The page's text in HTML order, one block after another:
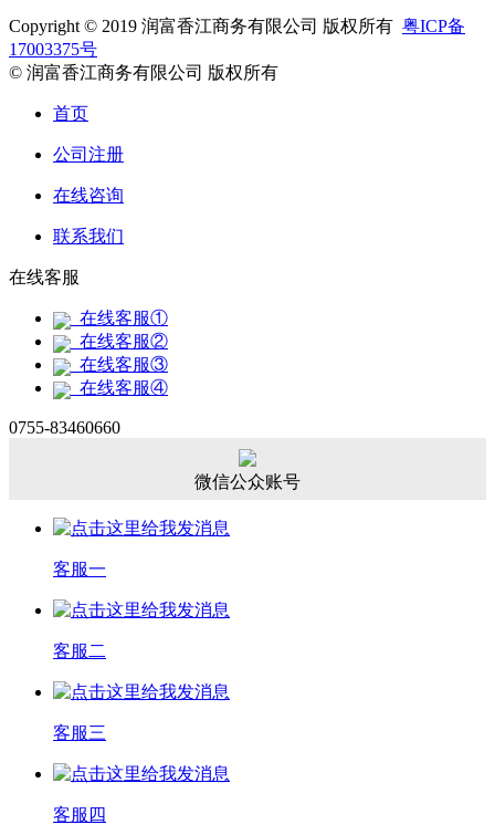
Copyright © 2019 润富香江商务有限公司 版权所有 粤ICP备
17003375号
© 润富香江商务有限公司 版权所有
首页
公司注册
在线咨询
联系我们
在线客服
在线客服①
在线客服②
在线客服③
在线客服④
0755-83460660
微信公众账号
客服一
客服二
客服三
客服四